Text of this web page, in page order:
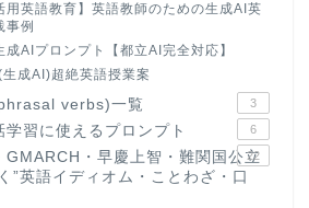
用英語教育】英語教師のための生成AI英
事例
成AIプロンプト【都立AI完全対応】
成AI)超絶英語授業案
verbs)一覧 3
学習に使えるプロンプト 6
GMARCH・早慶上智・難関国公立
”英語イディオム・ことわざ・口
22